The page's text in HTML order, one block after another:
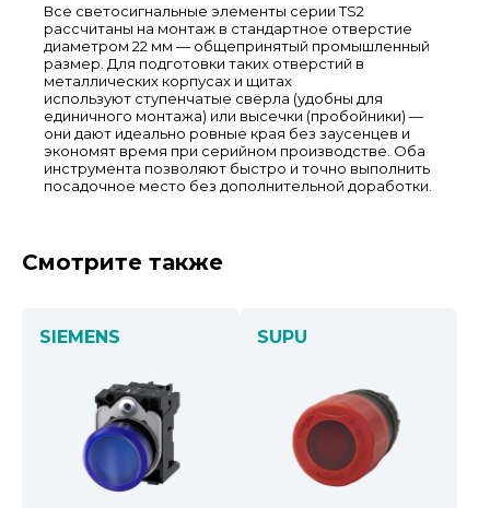
Все светосигнальные элементы серии TS2
рассчитаны на монтаж в стандартное отверстие
диаметром 22 мм — общепринятый промышленный
размер. Для подготовки таких отверстий в
металлических корпусах и щитах
используют ступенчатые свёрла (удобны для
единичного монтажа) или высечки (пробойники) —
они дают идеально ровные края без заусенцев и
экономят время при серийном производстве. Оба
инструмента позволяют быстро и точно выполнить
посадочное место без дополнительной доработки.
Смотрите также
SIEMENS SUPU